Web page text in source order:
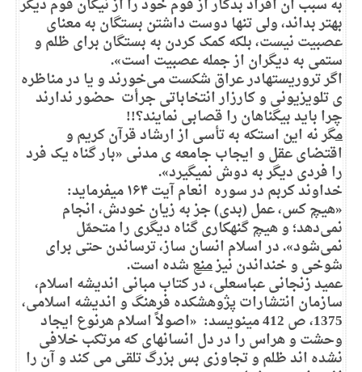
به سبب آن افراد بدکار از قوم خود را از نیکان قوم دیگر
بهتر بداند، ولی تنها دوست داشتن بستگان به معنای
عصبیت نیست، بلکه کمک کردن به بستگان برای ظلم و
ستمی به دیگران از جمله عصبیت است».
اگر تروریستهادر عراق شکست می‌خورند و یا در مناظره
ی تلویزیونی و کارزار انتخاباتی جرأت حضور ندارند
چرا باید بیگناهان را قصابی نمایند؟!!
مگر نه این استکه به تأسی از ارشاد قرآن کریم و
اقتضای عقل و ایجاب جامعه ی مدنی «بار گناه یک فرد
را فردی دیگر به دوش نمیگیرد».
خداوند کربم در سوره انعام آیت ۱۶۴ میفرماید:
«هیچ کس، عمل (بدی) جز به زیان خودش، انجام
نمی‌دهد؛ و هیچ گنهکاری گناه دیگری را متحمّل
نمی‌شود». در اسلام انسان ساز، ترساندن حتی برای
شوخی و خنداندن نیزمنعشده است.
عمید زنجانی عباسعلی، در کتاب مبانی اندیشه اسلام،
سازمان انتشارات پژوهشکده فرهنگ و اندیشه اسلامی،
1375، ص 412 مینویسد: «اصولاً اسلام هرنوع ایجاد
وحشت و هراس را در دل انسانهای که مرتکب خلافی
نشده اند ظلم و تجاوزی بس بزرگ تلقی می کند و آن را